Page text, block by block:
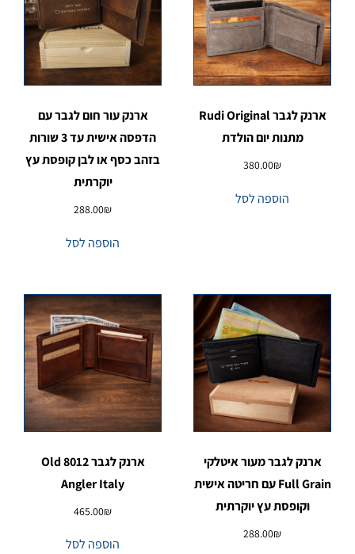
ארנק לגבר Rudi Original
מתנות יום הולדת
380.00₪
הוספה לסל
ארנק עור חום לגבר עם
הדפסה אישית עד 3 שורות
בזהב כסף או לבן קופסת עץ
יוקרתית
288.00₪
הוספה לסל
ארנק לגבר מעור איטלקי
Full Grain עם חריטה אישית
וקופסת עץ יוקרתית
288.00₪
ארנק לגבר 8012 Old
Angler Italy
465.00₪
הוספה לסל